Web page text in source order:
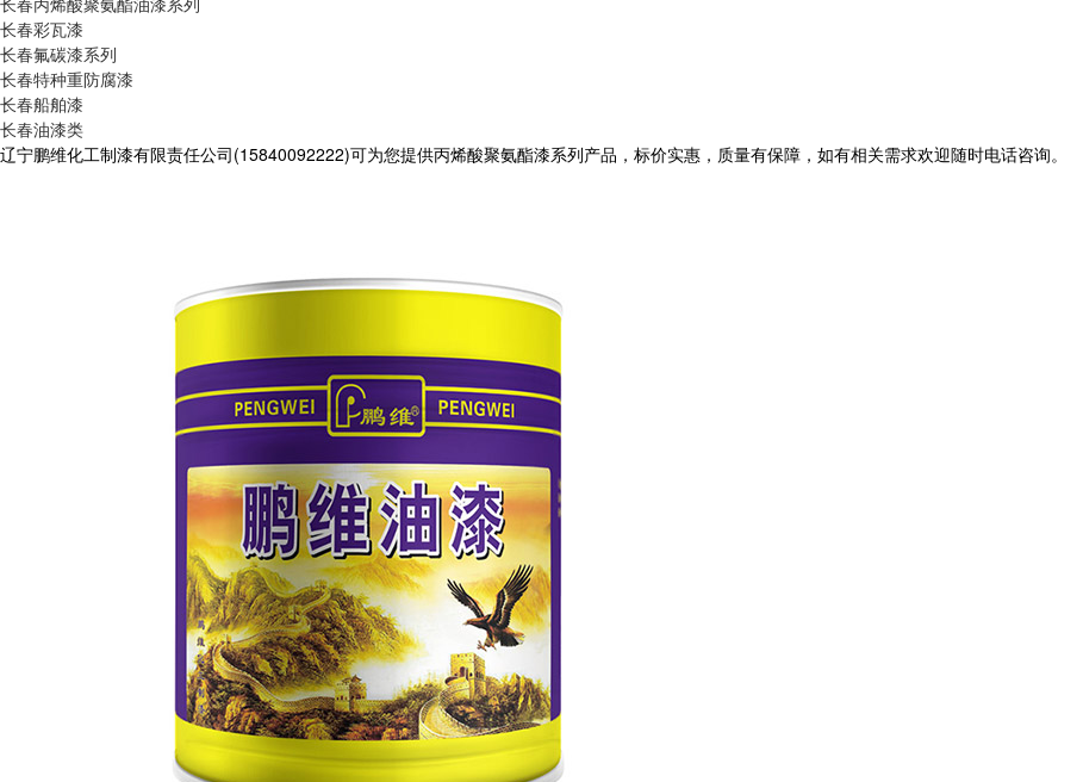
长春彩瓦漆
长春氟碳漆系列
长春特种重防腐漆
长春船舶漆
长春油漆类
辽宁鹏维化工制漆有限责任公司(15840092222)可为您提供丙烯酸聚氨酯漆系列产品，标价实惠，质量有保障，如有相关需求欢迎随时电话咨询。